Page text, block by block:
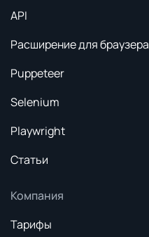
API
Расширение для браузера
Puppeteer
Selenium
Playwright
Статьи
Компания
Тарифы